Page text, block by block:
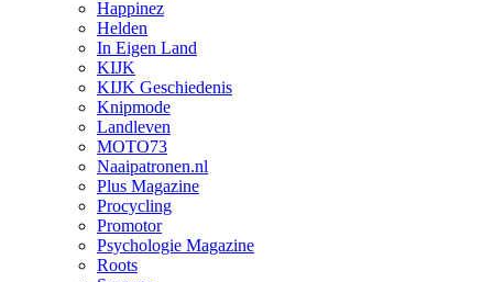
Happinez
Helden
In Eigen Land
KIJK
KIJK Geschiedenis
Knipmode
Landleven
MOTO73
Naaipatronen.nl
Plus Magazine
Procycling
Promotor
Psychologie Magazine
Roots